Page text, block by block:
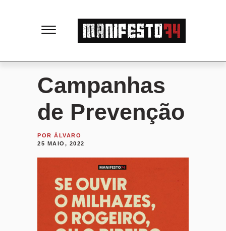
M
a
n
i
f
e
s
t
Campanhas
de Prevenção
POR ÁLVARO
25 MAIO, 2022